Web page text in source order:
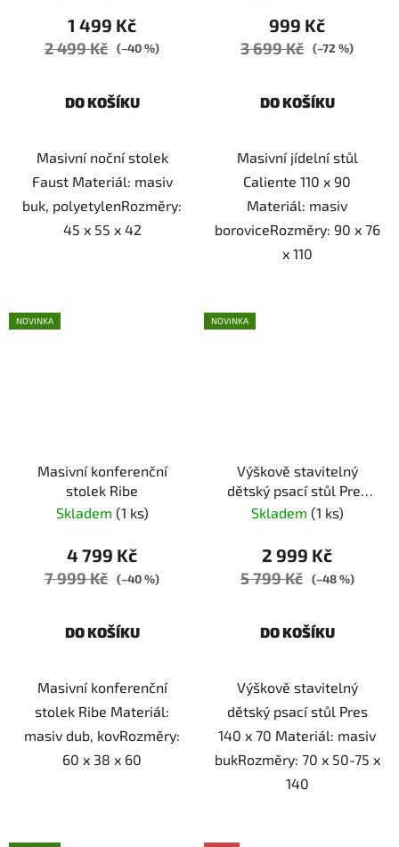
1 499 Kč
2 499 Kč (–40 %)
DO KOŠÍKU
Masivní noční stolek
Faust Materiál: masiv
buk, polyetylenRozměry:
45 x 55 x 42
999 Kč
3 699 Kč (–72 %)
DO KOŠÍKU
Masivní jídelní stůl
Caliente 110 x 90
Materiál: masiv
boroviceRozměry: 90 x 76
x 110
NOVINKA
Masivní konferenční
stolek Ribe
Skladem (1 ks)
4 799 Kč
7 999 Kč (–40 %)
DO KOŠÍKU
Masivní konferenční
stolek Ribe Materiál:
masiv dub, kovRozměry:
60 x 38 x 60
NOVINKA
Výškově stavitelný
dětský psací stůl Pres
140 x 70
Skladem (1 ks)
2 999 Kč
5 799 Kč (–48 %)
DO KOŠÍKU
Výškově stavitelný
dětský psací stůl Pres
140 x 70 Materiál: masiv
bukRozměry: 70 x 50-75 x
140